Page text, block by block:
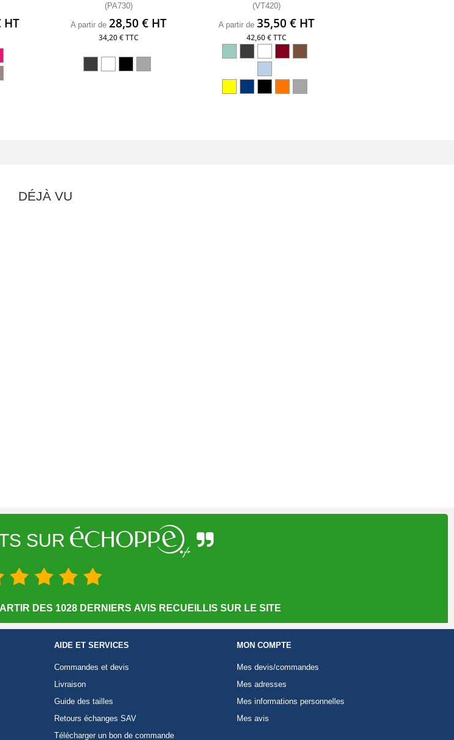
HT
(PA730)
A partir de28,50 € HT
34,20 € TTC
(VT420)
A partir de 35,50 € HT
42,60 € TTC
DÉJÀ VU
SUR
DES 1028 DERNIERS AVIS RECUEILLIS SUR LE SITE
AIDE ET SERVICES
Commandes et devis
Livraison
Guide des tailles
Retours échanges SAV
Télécharger un bon de commande
MON COMPTE
Mes devis/commandes
Mes adresses
Mes informations personnelles
Mes avis